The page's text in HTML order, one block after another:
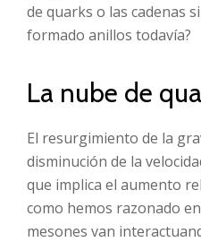
de quarks o las cadenas
formado anillos todavía?
La nube de
El resurgimiento de la
disminución de la
que implica el aumento
como hemos razonado
mesones van